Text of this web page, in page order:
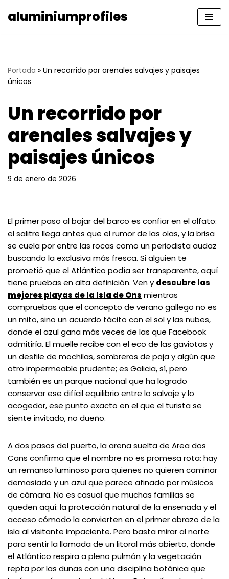
aluminiumprofiles
Portada » Un recorrido por arenales salvajes y paisajes
únicos
Un recorrido por
arenales salvajes y
paisajes únicos
9 de enero de 2026
El primer paso al bajar del barco es confiar en el olfato:
el salitre llega antes que el rumor de las olas, y la brisa
se cuela por entre las rocas como un periodista audaz
buscando la exclusiva más fresca. Si alguien te
prometió que el Atlántico podía ser transparente, aquí
tiene pruebas en alta definición. Ven y descubre las
mejores playas de la Isla de Ons mientras
compruebas que el concepto de verano gallego no es
un mito, sino un acuerdo tácito con el sol y las nubes,
donde el azul gana más veces de las que Facebook
admitiría. El muelle recibe con el eco de las gaviotas y
un desfile de mochilas, sombreros de paja y algún que
otro impermeable prudente; es Galicia, sí, pero
también es un parque nacional que ha logrado
conservar ese difícil equilibrio entre lo salvaje y lo
acogedor, ese punto exacto en el que el turista se
siente invitado, no dueño.
A dos pasos del puerto, la arena suelta de Area dos
Cans confirma que el nombre no es promesa rota: hay
un remanso luminoso para quienes no quieren caminar
demasiado y un azul que parece afinado por músicos
de cámara. No es casual que muchas familias se
queden aquí: la protección natural de la ensenada y el
acceso cómodo la convierten en el primer abrazo de la
isla al visitante impaciente. Pero basta mirar al norte
para sentir la llamada de un litoral más abierto, donde
el Atlántico respira a pleno pulmón y la vegetación
repta por las dunas con una disciplina botánica que